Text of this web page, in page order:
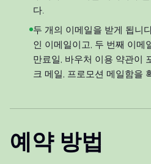
다.
두 개의 이메일을 받게 됩니
인 이메일이고, 두 번째 이메
만료일, 바우처 이용 약관이
크 메일, 프로모션 메일함을
예약 방법